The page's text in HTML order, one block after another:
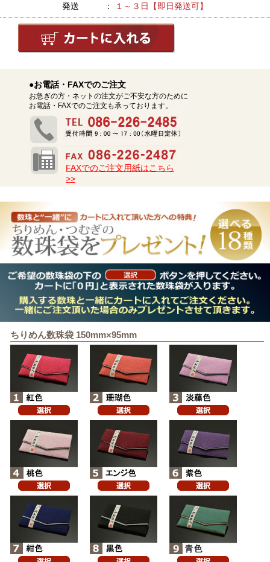
発送 ： １～３日【即日発送可】
●お電話・FAXでのご注文
お急ぎの方・ネットの注文がご不安な方のために
お電話・FAXでのご注文も承っております。
FAXでのご注文用紙はこちら
>>
ちりめん数珠袋 150mm×95mm